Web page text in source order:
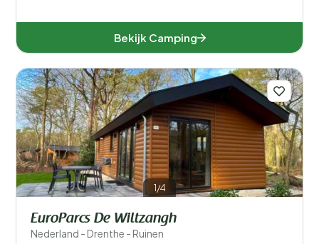
Bekijk Camping
1/4
EuroParcs De Wiltzangh
Nederland - Drenthe - Ruinen